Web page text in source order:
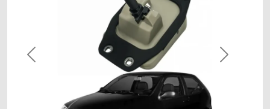
Previous Next